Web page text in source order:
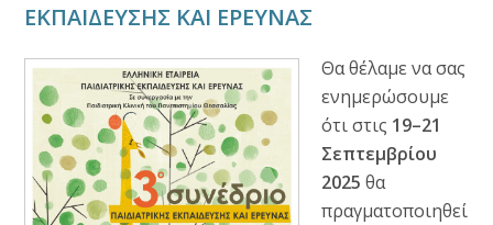
ΕΚΠΑΙΔΕΥΣΗΣ ΚΑΙ ΕΡΕΥΝΑΣ
Θα θέλαμε να σας
ενημερώσουμε
ότι στις 19–21
Σεπτεμβρίου
2025 θα
πραγματοποιηθεί